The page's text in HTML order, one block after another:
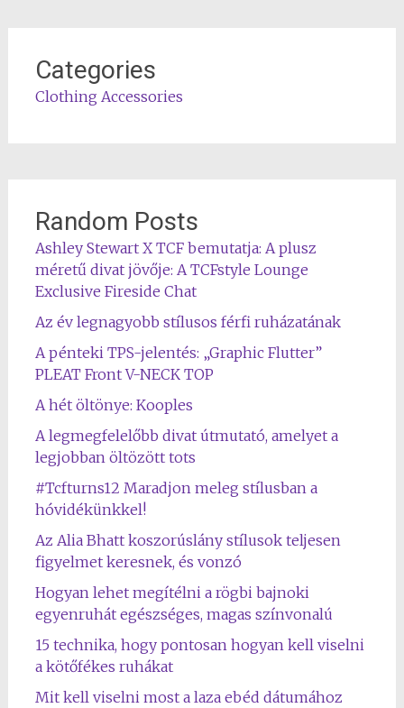
Categories
Clothing Accessories
Random Posts
Ashley Stewart X TCF bemutatja: A plusz
méretű divat jövője: A TCFstyle Lounge
Exclusive Fireside Chat
Az év legnagyobb stílusos férfi ruházatának
A pénteki TPS-jelentés: „Graphic Flutter”
PLEAT Front V-NECK TOP
A hét öltönye: Kooples
A legmegfelelőbb divat útmutató, amelyet a
legjobban öltözött tots
#Tcfturns12 Maradjon meleg stílusban a
hóvidékünkkel!
Az Alia Bhatt koszorúslány stílusok teljesen
figyelmet keresnek, és vonzó
Hogyan lehet megítélni a rögbi bajnoki
egyenruhát egészséges, magas színvonalú
15 technika, hogy pontosan hogyan kell viselni
a kötőfékes ruhákat
Mit kell viselni most a laza ebéd dátumához